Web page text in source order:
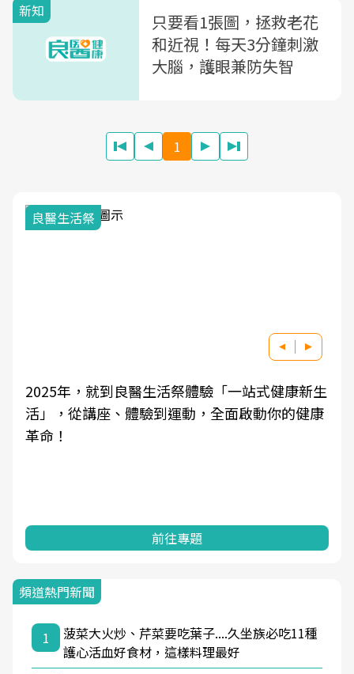
新知
只要看1張圖，拯救老花
和近視！每天3分鐘刺激
大腦，護眼兼防失智
1
良醫生活祭
2025年，就到良醫生活祭體驗「一站式健康新生
活」，從講座、體驗到運動，全面啟動你的健康
革命！
前往專題
頻道熱門新聞
1
菠菜大火炒、芹菜要吃葉子....久坐族必吃11種
護心活血好食材，這樣料理最好